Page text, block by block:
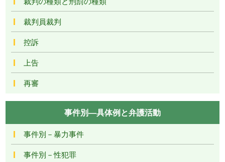
裁判員裁判
控訴
上告
再審
事件別―具体例と弁護活動
事件別－暴力事件
事件別－性犯罪